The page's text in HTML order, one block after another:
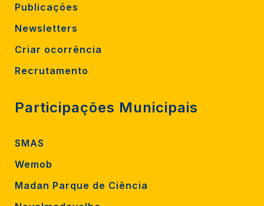
Publicações
Newsletters
Criar ocorrência
Recrutamento
Participações Municipais
SMAS
Wemob
Madan Parque de Ciência